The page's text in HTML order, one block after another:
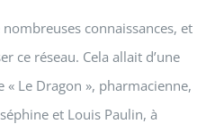
connaissances, et
ce réseau. Cela allait d’une
« Le Dragon », pharmacienne,
et Louis Paulin, à